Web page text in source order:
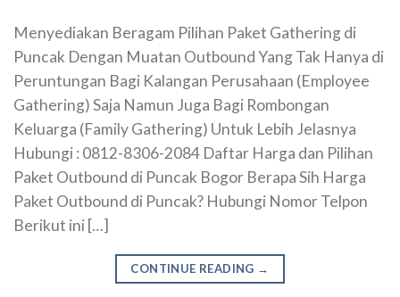
Menyediakan Beragam Pilihan Paket Gathering di
Puncak Dengan Muatan Outbound Yang Tak Hanya di
Peruntungan Bagi Kalangan Perusahaan (Employee
Gathering) Saja Namun Juga Bagi Rombongan
Keluarga (Family Gathering) Untuk Lebih Jelasnya
Hubungi : 0812-8306-2084 Daftar Harga dan Pilihan
Paket Outbound di Puncak Bogor Berapa Sih Harga
Paket Outbound di Puncak? Hubungi Nomor Telpon
Berikut ini […]
CONTINUE READING →